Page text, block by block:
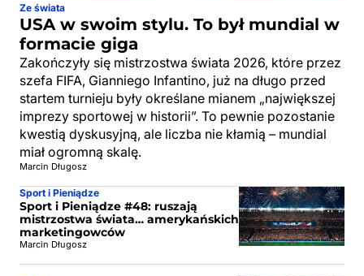
Ze świata
USA w swoim stylu. To był mundial w
formacie giga
Zakończyły się mistrzostwa świata 2026, które przez
szefa FIFA, Gianniego Infantino, już na długo przed
startem turnieju były określane mianem „największej
imprezy sportowej w historii”. To pewnie pozostanie
kwestią dyskusyjną, ale liczba nie kłamią – mundial
miał ogromną skalę.
Marcin Długosz
Sport i Pieniądze
Sport i Pieniądze #48: ruszają
mistrzostwa świata… amerykańskich
marketingowców
Marcin Długosz